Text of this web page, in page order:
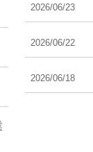
2026/06/23
2026/06/22
2026/06/18